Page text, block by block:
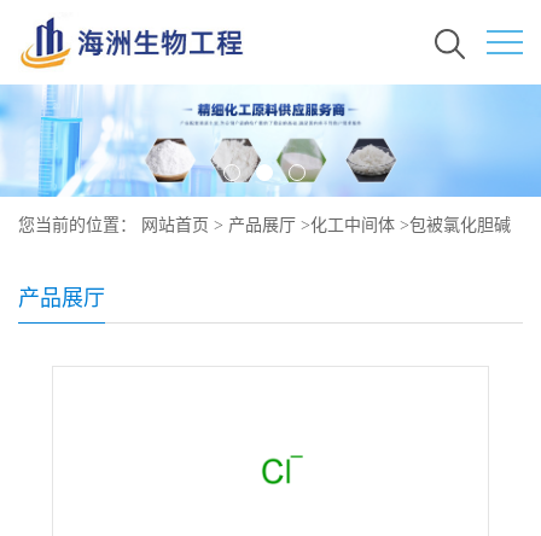
您当前的位置： 网站首页 > 产品展厅 >化工中间体 >包被氯化胆碱
产品展厅